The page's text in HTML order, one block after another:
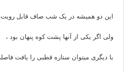
این دو همیشه در یک شب صاف قابل رویت
ولی اگر یکی از آنها پشت کوه پنهان بود ،
با دیگری میتوان ستاره‌ قطبی را یافت